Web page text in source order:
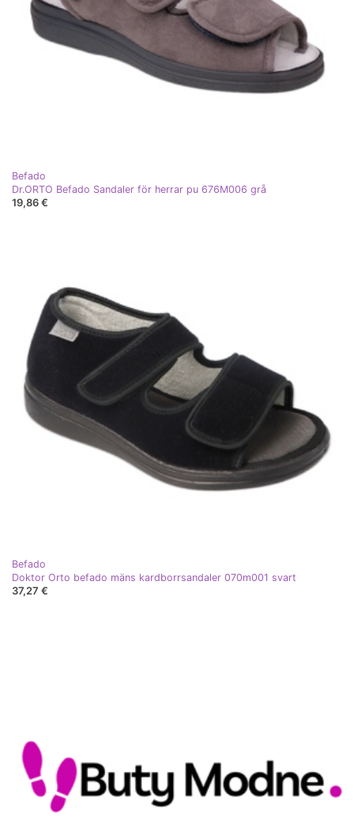
Befado
Dr.ORTO Befado Sandaler för herrar pu 676M006 grå
19,86 €
Befado
Doktor Orto befado mäns kardborrsandaler 070m001 svart
37,27 €